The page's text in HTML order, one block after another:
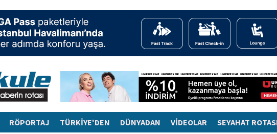
RÖPORTAJ TÜRKİYE'DEN DÜNYADAN VİDEOLAR SEYAHAT